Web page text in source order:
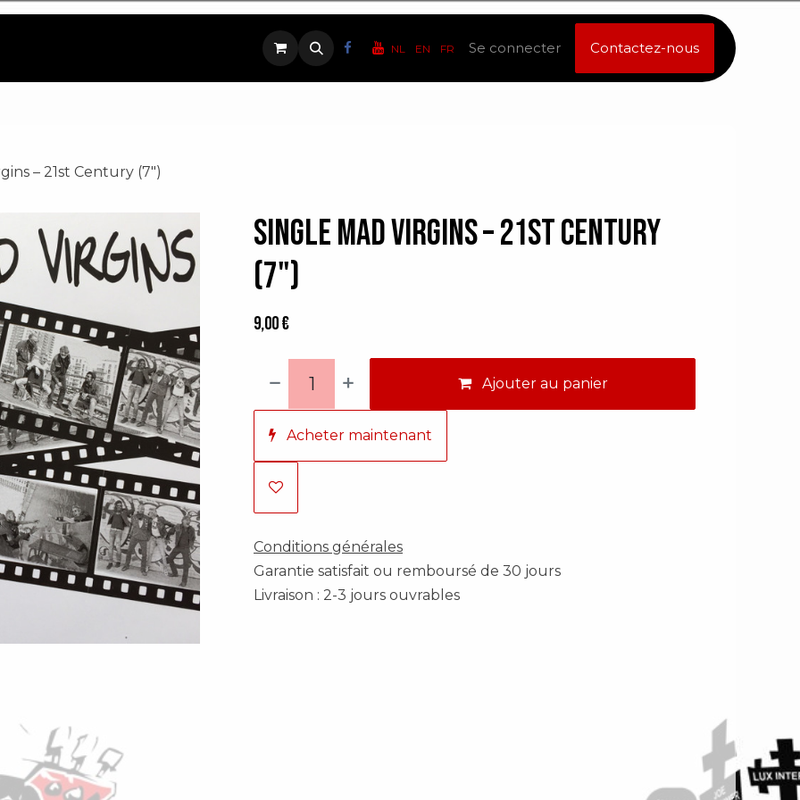
NL EN FR Se connecter Contactez-nous
– 21st Century (7")
Single Mad Virgins – 21st Century
(7")
9,00€
Ajouter au panier
Acheter maintenant
Conditions générales
Garantie satisfait ou remboursé de 30 jours
Livraison : 2-3 jours ouvrables